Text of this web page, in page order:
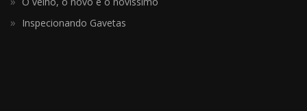
Inspecionando Gavetas